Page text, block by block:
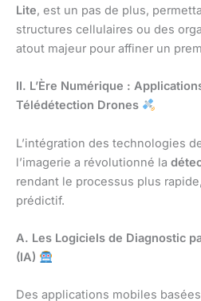
Lite, est un pas de plus,
structures cellulaires ou des
atout majeur pour affiner un
II. L’Ère Numérique :
Télédétection Drones
L’intégration des technologies
l’imagerie a révolutionné la
rendant le processus plus
prédictif.
A. Les Logiciels de Diagnostic
(IA)
Des applications mobiles basées